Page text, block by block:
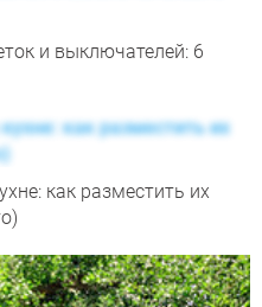
и выключателей: 6
как разместить их